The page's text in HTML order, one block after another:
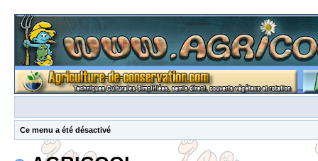
Ce menu a été désactivé